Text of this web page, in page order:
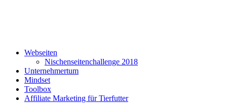
Webseiten
Nischenseitenchallenge 2018
Unternehmertum
Mindset
Toolbox
Affiliate Marketing für Tierfutter